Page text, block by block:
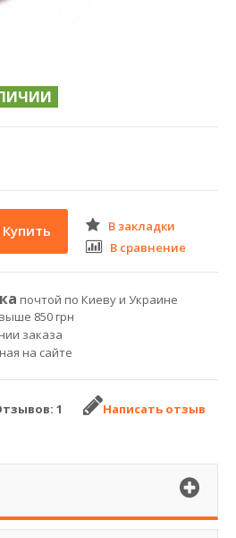
Купить
В закладки
В сравнение
почтой по Киеву и Украине
850 грн
заказа
на сайте
1 Написать отзыв